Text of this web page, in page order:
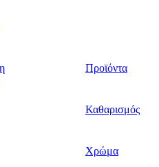
Προϊόντα
Καθαρισμός
Χρώμα